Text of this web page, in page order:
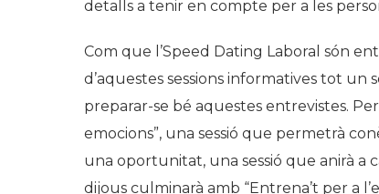
detalls a tenir en compte per a les
Com que l’Speed Dating Laboral són
d’aquestes sessions informatives tot
preparar-se bé aquestes entrevistes.
emocions”, una sessió que permetrà
una oportunitat, una sessió que anirà a
dijous culminarà amb “Entrena’t per a